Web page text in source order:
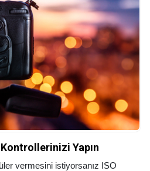
Yapın
vermesini istiyorsanız ISO